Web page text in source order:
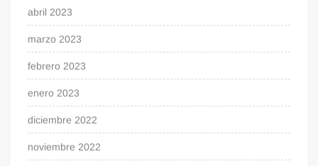
abril 2023
marzo 2023
febrero 2023
enero 2023
diciembre 2022
noviembre 2022